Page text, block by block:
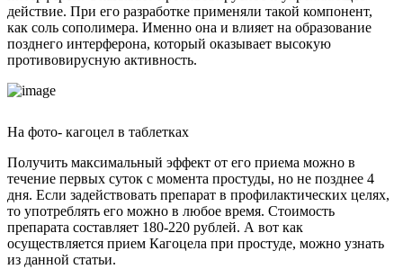
действие. При его разработке применяли такой компонент,
как соль сополимера. Именно она и влияет на образование
позднего интерферона, который оказывает высокую
противовирусную активность.
На фото- кагоцел в таблетках
Получить максимальный эффект от его приема можно в
течение первых суток с момента простуды, но не позднее 4
дня. Если задействовать препарат в профилактических целях,
то употреблять его можно в любое время. Стоимость
препарата составляет 180-220 рублей. А вот как
осуществляется прием Кагоцела при простуде, можно узнать
из данной статьи.